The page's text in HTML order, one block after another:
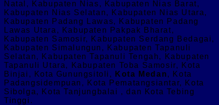
Natal, Kabupaten Nias, Kabupaten Nias Barat,
Kabupaten Nias Selatan, Kabupaten Nias Utara,
Kabupaten Padang Lawas, Kabupaten Padang
Lawas Utara, Kabupaten Pakpak Bharat,
Kabupaten Samosir, Kabupaten Serdang Bedagai,
Kabupaten Simalungun, Kabupaten Tapanuli
Selatan, Kabupaten Tapanuli Tengah, Kabupaten
Tapanuli Utara, Kabupaten Toba Samosir, Kota
Binjai, Kota Gunungsitoli,
Kota Medan, Kota
Padangsidempuan, Kota Pematangsiantar, Kota
Sibolga, Kota Tanjungbalai , dan Kota Tebing
Tinggi.